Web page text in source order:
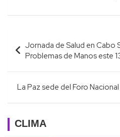
Navegación
de
entradas
Jornada de Salud en Cabo
Problemas de Manos este
La Paz sede del Foro
CLIMA